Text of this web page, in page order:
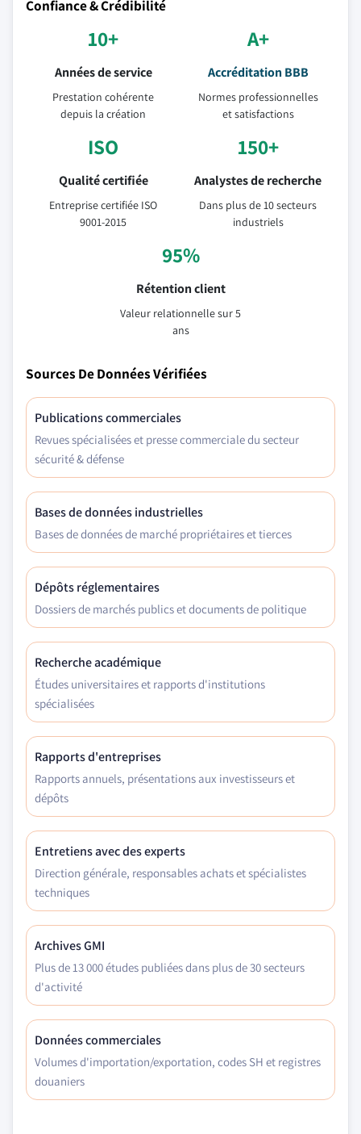
Confiance & Crédibilité
10+
Années de service
Prestation cohérente
depuis la création
A+
Accréditation BBB
Normes professionnelles
et satisfactions
ISO
Qualité certifiée
Entreprise certifiée ISO
9001-2015
150+
Analystes de recherche
Dans plus de 10 secteurs
industriels
95%
Rétention client
Valeur relationnelle sur 5
ans
Sources De Données Vérifiées
Publications commerciales
Revues spécialisées et presse commerciale du secteur
sécurité & défense
Bases de données industrielles
Bases de données de marché propriétaires et tierces
Dépôts réglementaires
Dossiers de marchés publics et documents de politique
Recherche académique
Études universitaires et rapports d'institutions
spécialisées
Rapports d'entreprises
Rapports annuels, présentations aux investisseurs et
dépôts
Entretiens avec des experts
Direction générale, responsables achats et spécialistes
techniques
Archives GMI
Plus de 13 000 études publiées dans plus de 30 secteurs
d'activité
Données commerciales
Volumes d'importation/exportation, codes SH et registres
douaniers